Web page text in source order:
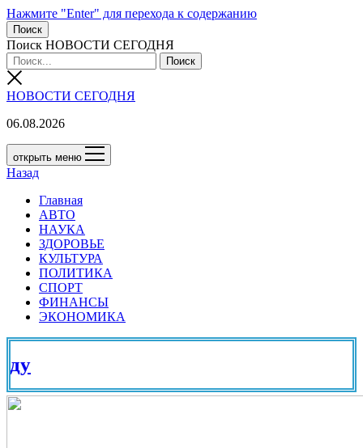
Нажмите "Enter" для перехода к содержанию
Поиск
Поиск НОВОСТИ СЕГОДНЯ
НОВОСТИ СЕГОДНЯ
06.08.2026
открыть меню
Назад
Главная
АВТО
НАУКА
ЗДОРОВЬЕ
КУЛЬТУРА
ПОЛИТИКА
СПОРТ
ФИНАНСЫ
ЭКОНОМИКА